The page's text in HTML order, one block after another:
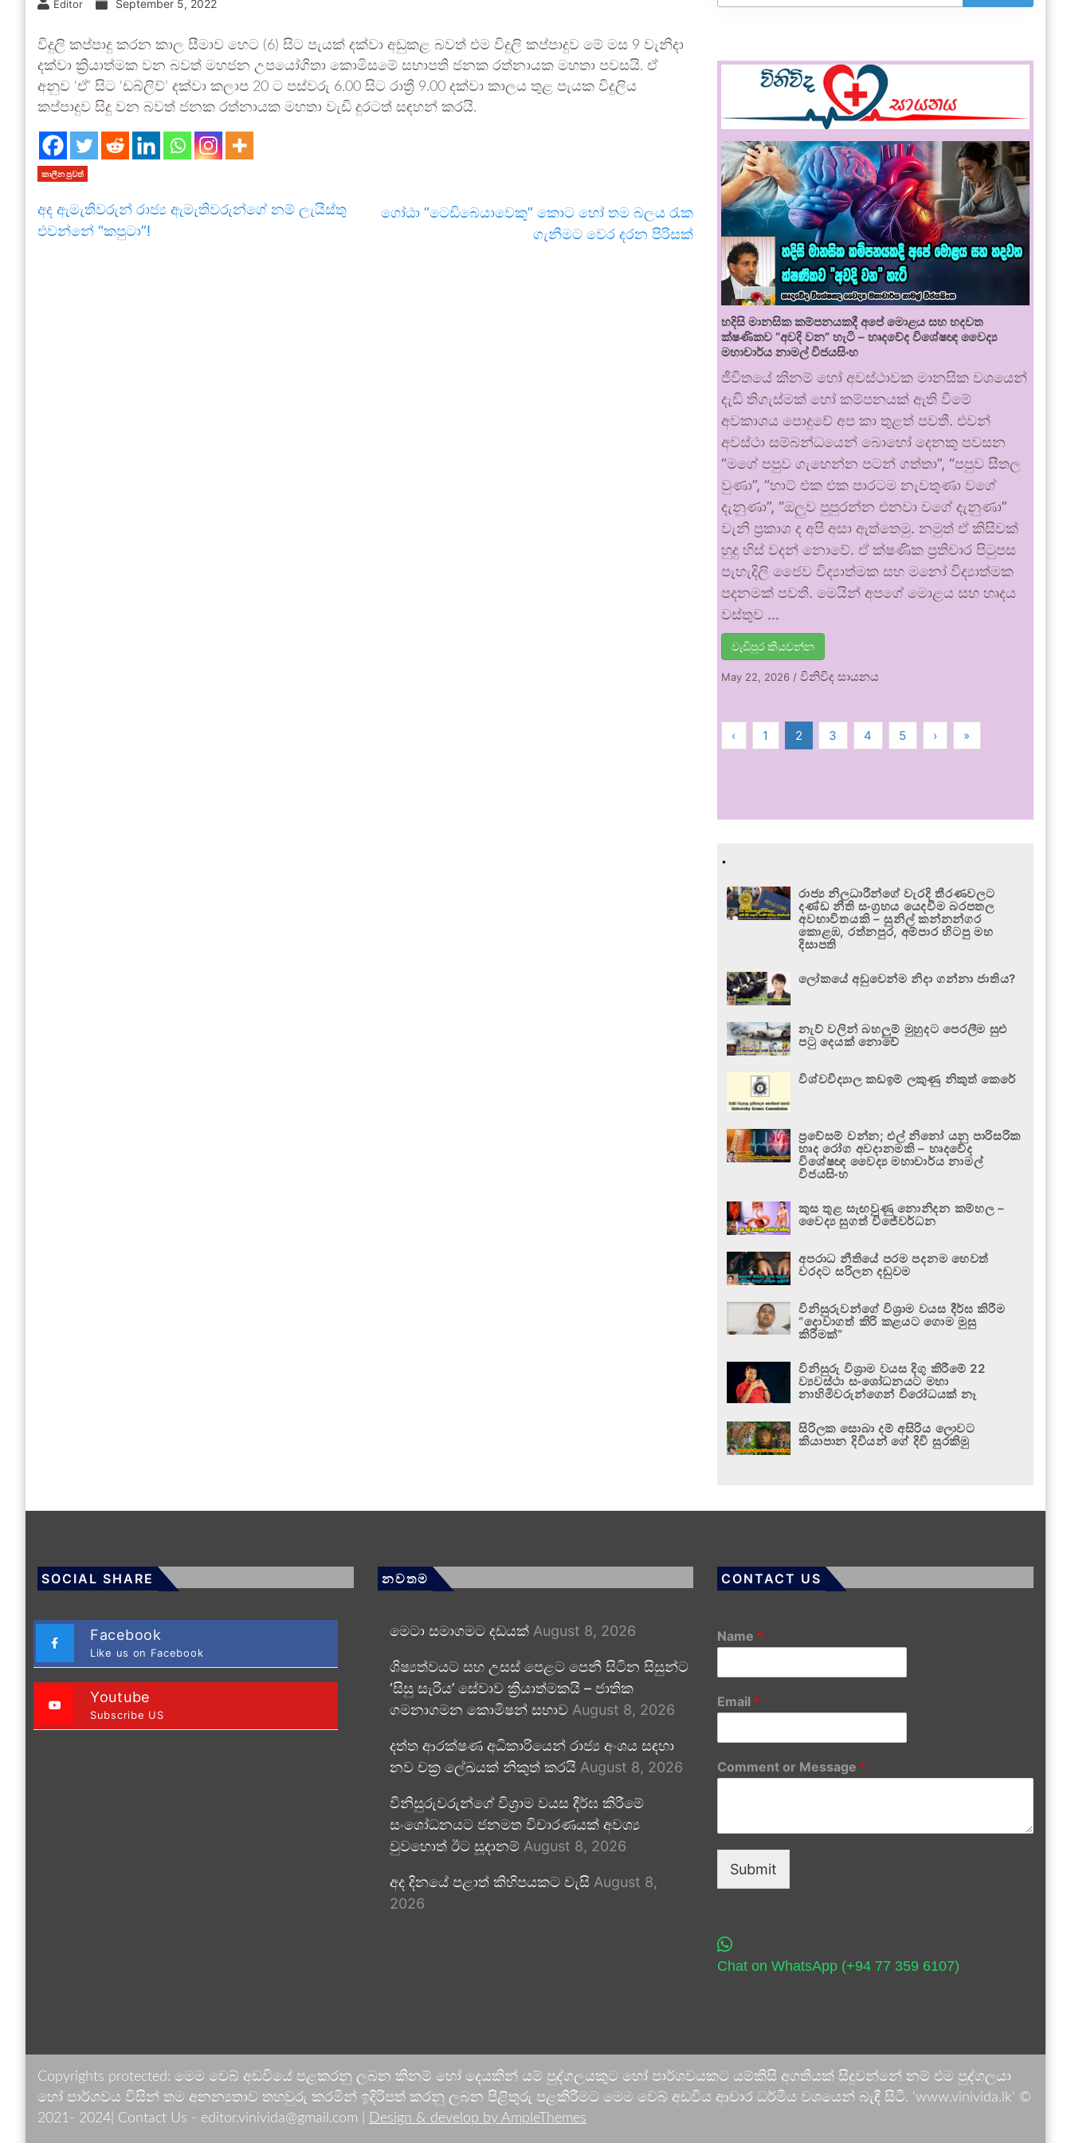
Editor September 5, 2022
විදුලි කප්පාදු කරන කාල සීමාව හෙට (6) සිට පැයක් දක්වා අඩුකළ බවත් එම විදුලි කප්පාදුව මේ මස 9 වැනිදා
දක්වා ක්‍රියාත්මක වන බවත් මහජන උපයෝගිතා කොමිසමේ සභාපති ජනක රත්නායක මහතා පවසයි. ඒ
අනුව ‘ඒ’ සිට ‘ඩබ්ලිව්’ දක්වා කලාප 20 ට පස්වරු 6.00 සිට රාත්‍රී 9.00 දක්වා කාලය තුළ පැයක විදුලිය
කප්පාදුව සිදු වන බවත් ජනක රත්නායක මහතා වැඩි දුරටත් සඳහන් කරයි.
කාලීන පුවත්
අද ඇමැතිවරුන් රාජ්‍ය ඇමැතිවරුන්ගේ නම් ලැයිස්තු
එවන්නේ “කපුටා”!
ගෝඨා “ටෙඩිබෙයාවෙකු” කොට හෝ තම බලය රැක
ගැනීමට වෙර දරන පිරිසක්
හදිසි මානසික කම්පනයකදී අපේ මොළය සහ හදවත
ක්ෂණිකව “අවදි වන” හැටි – හෘදවේද විශේෂඥ වෛද්‍ය
මහාචාර්ය නාමල් විජයසිංහ
ජීවිතයේ කිනම් හෝ අවස්ථාවක මානසික වශයෙන්
දැඩි තිගැස්මක් හෝ කම්පනයක් ඇති වීමේ
අවකාශය පොදුවේ අප කා තුළත් පවතී. එවන්
අවස්ථා සම්බන්ධයෙන් බොහෝ දෙනකු පවසන
“මගේ පපුව ගැහෙන්න පටන් ගත්තා”, “පපුව සීතල
වුණා”, “හාට් එක එක පාරටම නැවතුණා වගේ
දැනුණා”, “ඔලුව පුපුරන්න එනවා වගේ දැනුණා”
වැනි ප්‍රකාශ ද අපි අසා ඇත්තෙමු. නමුත් ඒ කිසිවක්
හුදු හිස් වදන් නොවේ. ඒ ක්ෂණික ප්‍රතිචාර පිටුපස
පැහැදිලි ජෛව විද්‍යාත්මක සහ මනෝ විද්‍යාත්මක
පදනමක් පවතී. මෙයින් අපගේ මොළය සහ හෘදය
වස්තුව …
වැඩිපුර කියවන්න
May 22, 2026 /විනිවිද සායනය
‹ 1 2 3 4 5 › »
.
රාජ්‍ය නිලධාරීන්ගේ වැරදි තීරණවලට
දණ්ඩ නීති සංග්‍රහය යෙදවීම බරපතල
අවභාවිතයකි – සුනිල් කන්නන්ගර
කොළඹ, රත්නපුර, අම්පාර හිටපු මහ
දිසාපති
ලෝකයේ අඩුවෙන්ම නිදා ගන්නා ජාතිය?
නැව් වලින් බහලුම් මුහුදට පෙරලීම සුළු
පටු දෙයක් නොවේ
විශ්වවිද්‍යාල කඩඉම් ලකුණු නිකුත් කෙරේ
ප්‍රවේසම් වන්න; එල් නිනෝ යනු පාරිසරික
හෘද රෝග අවදානමකි – හෘදවේද
විශේෂඥ වෛද්‍ය මහාචාර්ය නාමල්
විජයසිංහ
කුස තුළ සැඟවුණු නොනිදන කම්හල –
වෛද්‍ය සුගත් විජේවර්ධන
අපරාධ නීතියේ පරම පදනම හෙවත්
වරදට සරිලන දඬුවම
විනිසුරුවන්ගේ විශ්‍රාම වයස දීර්ඝ කිරීම
“දොවාගත් කිරි කළයට ගොම මුසු
කිරීමක්”
විනිසුරු විශ්‍රාම වයස දිගු කිරීමේ 22
ව්‍යවස්ථා සංශෝධනයට මහා
නාහිමිවරුන්ගෙන් විරෝධයක් නෑ
සිරිලක සොබා දම් අසිරිය ලොවට
කියාපාන දිවියන් ගේ දිවි සුරකිමු
SOCIAL SHARE
Facebook
Like us on Facebook
Youtube
Subscribe US
නවතම
මෙටා සමාගමට දඩයක් August 8, 2026
ශිෂ්‍යත්වයට සහ උසස් පෙළට පෙනී සිටින සිසුන්ට
‘සිසු සැරිය’ සේවාව ක්‍රියාත්මකයි – ජාතික
ගමනාගමන කොමිෂන් සභාව August 8, 2026
දත්ත ආරක්ෂණ අධිකාරියෙන් රාජ්‍ය අංශය සඳහා
නව චක්‍ර ලේඛයක් නිකුත් කරයි August 8, 2026
විනිසුරුවරුන්ගේ විශ්‍රාම වයස දීර්ඝ කිරීමේ
සංශෝධනයට ජනමත විචාරණයක් අවශ්‍ය
වුවහොත් ඊට සූදානම් August 8, 2026
අද දිනයේ පළාත් කිහිපයකට වැසි August 8,
2026
CONTACT US
Name *
Email *
Comment or Message *
Submit
Chat on WhatsApp (+94 77 359 6107)
Copyrights protected: මෙම වෙබ් අඩවියේ පළකරනු ලබන කිනම් හෝ දෙයකින් යම් පුද්ගලයකුට හෝ පාර්ශවයකට යම්කිසි අගතියක් සිදුවන්නේ නම් එම පුද්ගලයා
හෝ පාර්ශවය විසින් තම අනන්‍යතාව තහවුරු කරමින් ඉදිරිපත් කරනු ලබන පිළිතුරු පළකිරීමට මෙම වෙබ් අඩවිය ආචාර ධර්මීය වශයෙන් බැඳී සිටී. 'www.vinivida.lk' ©
2021- 2024| Contact Us - editor.vinivida@gmail.com |
Design & develop by AmpleThemes